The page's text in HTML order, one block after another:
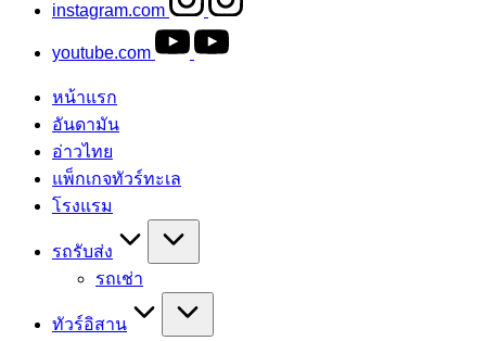
instagram.com
youtube.com
หน้าแรก
อันดามัน
อ่าวไทย
แพ็กเกจทัวร์ทะเล
โรงแรม
รถรับส่ง
รถเช่า
ทัวร์อิสาน